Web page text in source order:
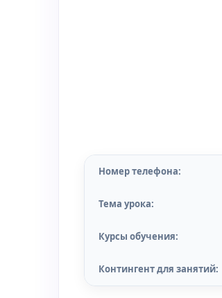
Номер телефона:
Тема урока:
Курсы обучения:
Контингент для занятий: